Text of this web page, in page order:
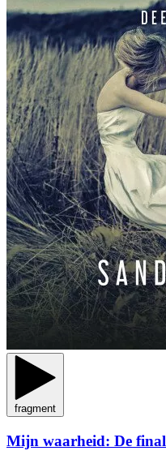
fragment
Mijn waarheid: De